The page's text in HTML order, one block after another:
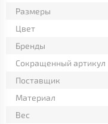
Размеры
Цвет
Бренды
Сокращенный артикул
Поставщик
Материал
Вес